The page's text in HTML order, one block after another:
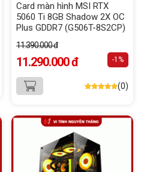
Card màn hình MSI RTX
5060 Ti 8GB Shadow 2X OC
Plus GDDR7 (G506T-8S2CP)
11.390.000 đ
11.290.000 đ -1%
(0)